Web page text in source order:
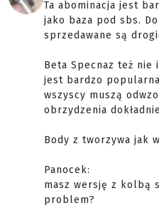
Ta abominacja jest
jako baza pod sbs.
sprzedawane są
Beta Specnaz też
jest bardzo
wszyscy muszą
obrzydzenia dokładnie
Body z tworzywa jak
Panocek:
masz wersję z kolbą
problem?